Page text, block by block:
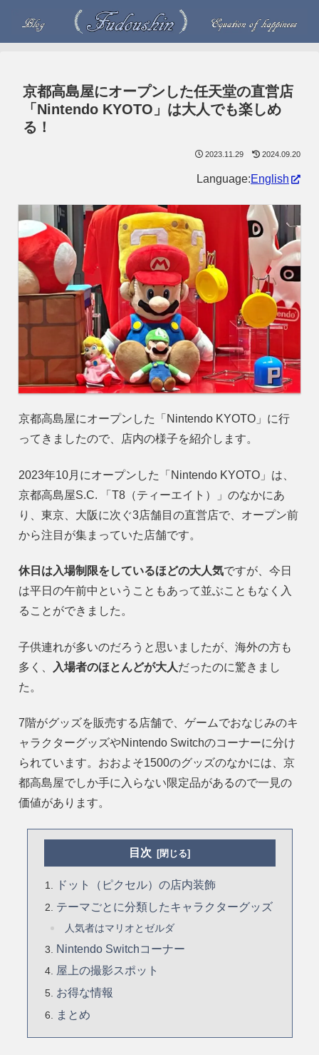
京都高島屋にオープンした任天堂の直営店
「Nintendo KYOTO」は大人でも楽しめ
る！
2023.11.29 2024.09.20
Language:English
京都高島屋にオープンした「Nintendo KYOTO」に行
ってきましたので、店内の様子を紹介します。
2023年10月にオープンした「Nintendo KYOTO」は、
京都高島屋S.C. 「T8（ティーエイト）」のなかにあ
り、東京、大阪に次ぐ3店舗目の直営店で、オープン前
から注目が集まっていた店舗です。
休日は入場制限をしているほどの大人気ですが、今日
は平日の午前中ということもあって並ぶこともなく入
ることができました。
子供連れが多いのだろうと思いましたが、海外の方も
多く、
入場者のほとんどが大人だったのに驚きまし
た。
7階がグッズを販売する店舗で、ゲームでおなじみのキ
ャラクターグッズやNintendo Switchのコーナーに分け
られています。おおよそ1500のグッズのなかには、京
都高島屋でしか手に入らない限定品があるので一見の
価値があります。
目次
ドット（ピクセル）の店内装飾
テーマごとに分類したキャラクターグッズ
人気者はマリオとゼルダ
Nintendo Switchコーナー
屋上の撮影スポット
お得な情報
まとめ